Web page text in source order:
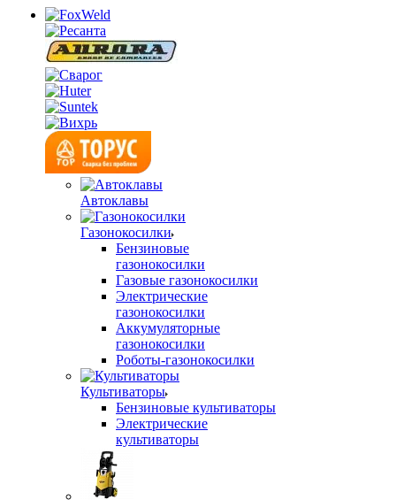
Автоклавы
Газонокосилки
Бензиновые
газонокосилки
Газовые газонокосилки
Электрические
газонокосилки
Аккумуляторные
газонокосилки
Роботы-газонокосилки
Культиваторы
Бензиновые культиваторы
Электрические
культиваторы